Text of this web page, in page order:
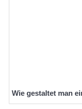
Wie gestaltet man